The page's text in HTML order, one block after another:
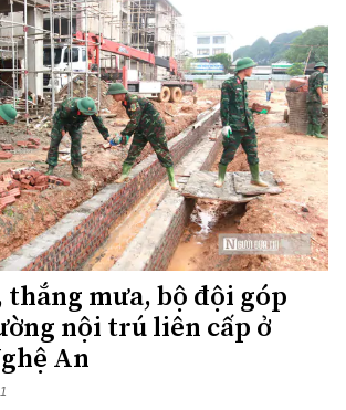
thắng mưa, bộ đội góp
nội trú liên cấp ở
An